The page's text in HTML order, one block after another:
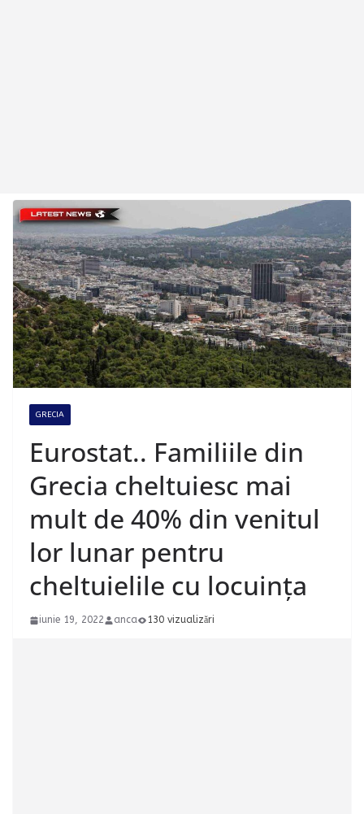
GRECIA
Eurostat.. Familiile din
Grecia cheltuiesc mai
mult de 40% din venitul
lor lunar pentru
cheltuielile cu locuința
iunie 19, 2022 anca 130 vizualizări